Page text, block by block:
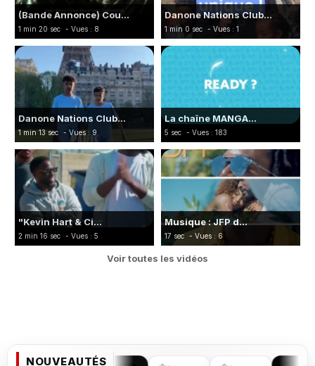
(Bande Annonce) Cou...
1 min 20 sec - Vues : 8
Danone Nations Club...
1 min 0 sec - Vues : 1
Danone Nations Club...
1 min 13 sec - Vues : 9
La chaîne MANGA...
5 sec - Vues : 183
"Kevin Hart & Ci...
2 min 16 sec - Vues : 5
Musique : JFP d...
17 sec - Vues : 6
Voir toutes les vidéos
NOUVEAUTÉS